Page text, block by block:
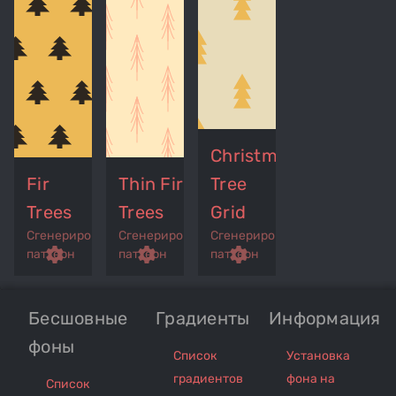
Fir
Trees
Сгенерированный
паттерн
settings
Thin Fir
Trees
Сгенерированный
паттерн
remove_red_eye get_app settings
Christmas
Tree
Grid
Сгенерированный
паттерн
remove_red_eye get_app settings
Бесшовные
фоны
Список
Градиенты
Список
градиентов
Информация
Установка
фона на